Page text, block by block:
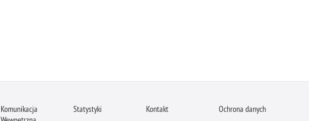
Komunikacja
Statystyki Kontakt Ochrona danych